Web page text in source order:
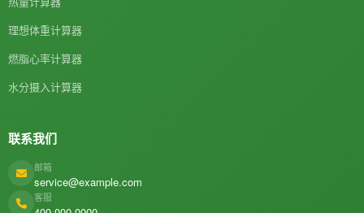
理想体重计算器
燃脂心率计算器
水分摄入计算器
联系我们
邮箱
service@example.com
客服